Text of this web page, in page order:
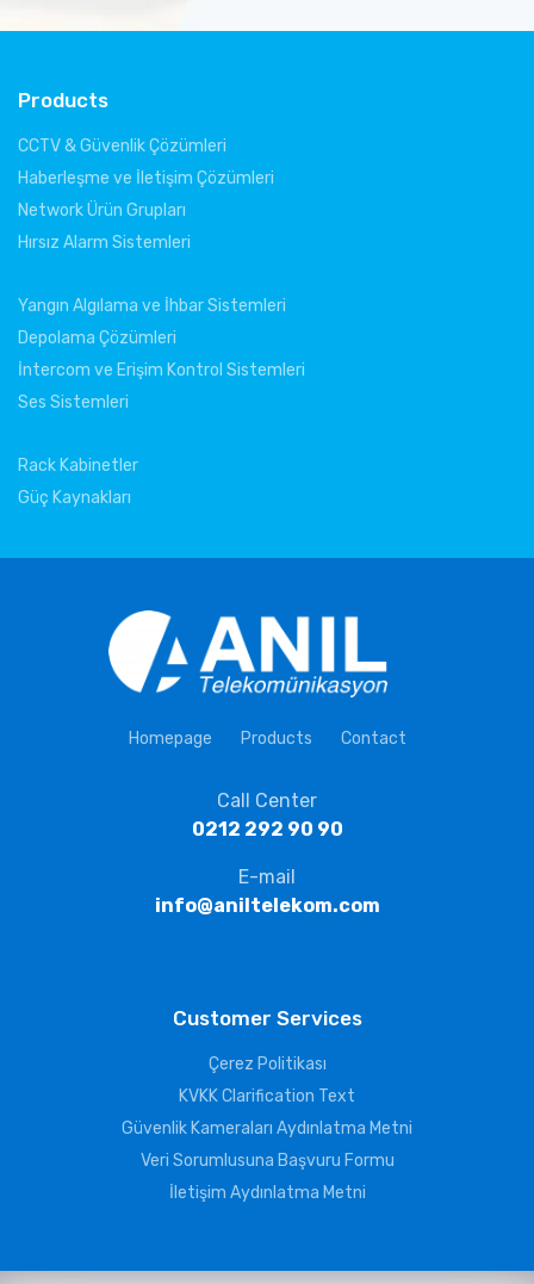
Products
CCTV & Güvenlik Çözümleri
Haberleşme ve İletişim Çözümleri
Network Ürün Grupları
Hırsız Alarm Sistemleri
Yangın Algılama ve İhbar Sistemleri
Depolama Çözümleri
İntercom ve Erişim Kontrol Sistemleri
Ses Sistemleri
Rack Kabinetler
Güç Kaynakları
Homepage Products Contact
Call Center
0212 292 90 90
E-mail
info@aniltelekom.com
Customer Services
Çerez Politikası
KVKK Clarification Text
Güvenlik Kameraları Aydınlatma Metni
Veri Sorumlusuna Başvuru Formu
İletişim Aydınlatma Metni